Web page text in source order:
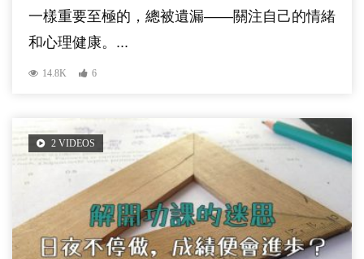
一樣重要至極的，總被遺漏——關注自己的情緒
和心理健康。...
14.8K 6
2 VIDEOS